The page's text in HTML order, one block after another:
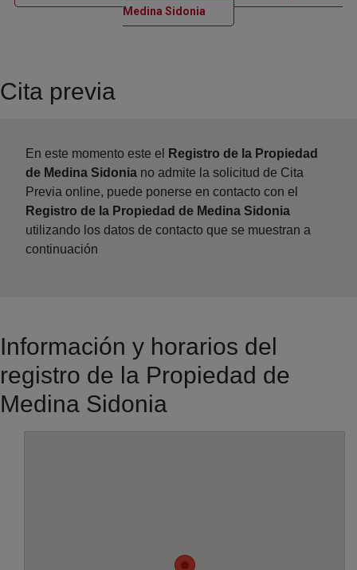
Medina Sidonia Ventana nueva
Cita previa
En este momento este el
Registro de la Propiedad
de Medina Sidonia no admite la solicitud de Cita
Previa online, puede ponerse en contacto con el
Registro de la Propiedad de Medina Sidonia
utilizando los datos de contacto que se muestran a
continuación
Información y horarios del
registro de la Propiedad de
Medina Sidonia